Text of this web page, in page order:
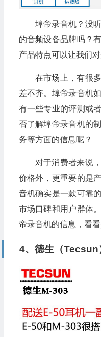
埠帝录音机？没
的音频设备品牌吗？
产品特点可以让我们
在市场上，有很
差不齐。埠帝录音机
有一些专业的评测或
否了解埠帝录音机的
务等方面的信息呢？
对于消费者来说
价格外，更重要的是
音机确实是一款可靠
市场口碑和用户群体
帝录音机的信息，看
4、德生（Tecsun